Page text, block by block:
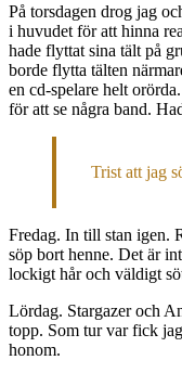
På torsdagen drog jag
i huvudet för att hinna
hade flyttat sina tält på
borde flytta tälten
en cd-spelare helt
för att se några band.
Trist att jag
Fredag. In till stan igen.
söp bort henne. Det är
lockigt hår och väldigt
Lördag. Stargazer och
topp. Som tur var fick
honom.